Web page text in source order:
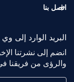
اتصل بنا
البريد الوارد إلى
انضم إلى نشرتنا
والرؤى من فريقنا